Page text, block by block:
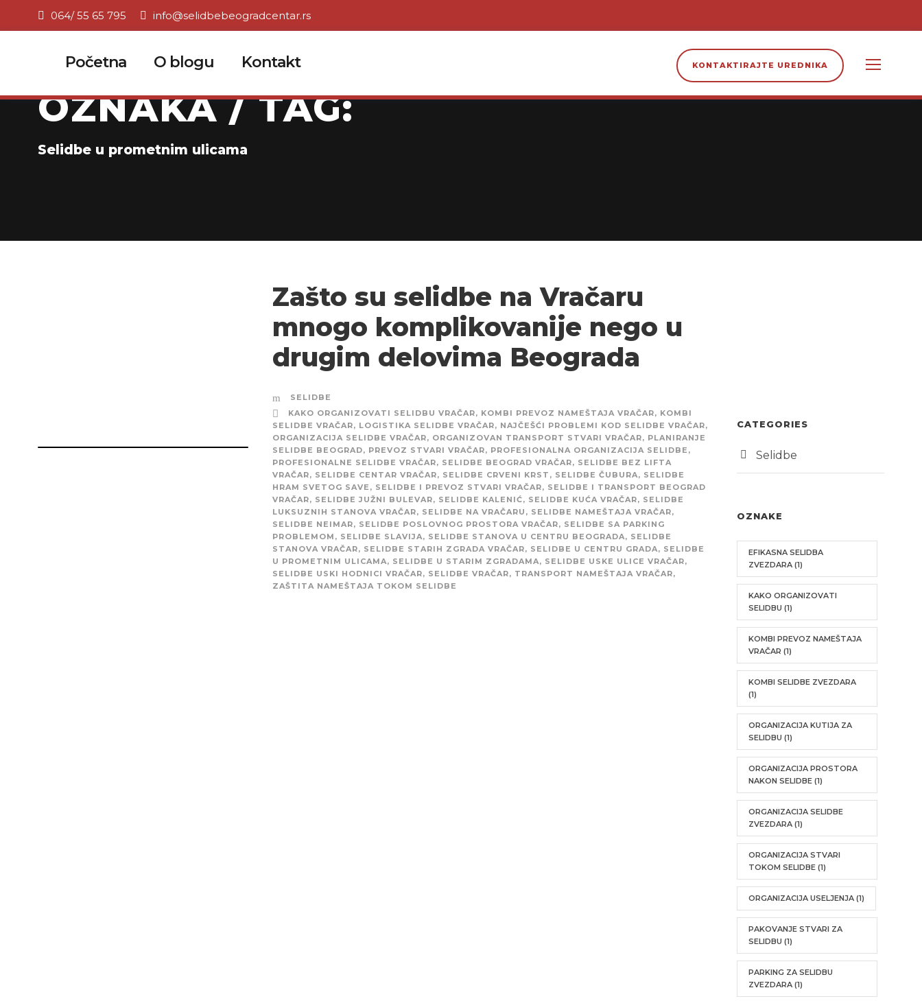
064/ 55 65 795 info@selidbebeogradcentar.rs
Početna O blogu Kontakt KONTAKTIRAJTE UREDNIKA
OZNAKA / TAG:
Selidbe u prometnim ulicama
Zašto su selidbe na Vračaru
mnogo komplikovanije nego u
drugim delovima Beograda
SELIDBE
KAKO ORGANIZOVATI SELIDBU VRAČAR, KOMBI PREVOZ NAMEŠTAJA VRAČAR, KOMBI
SELIDBE VRAČAR, LOGISTIKA SELIDBE VRAČAR, NAJČEŠĆI PROBLEMI KOD SELIDBE VRAČAR,
ORGANIZACIJA SELIDBE VRAČAR, ORGANIZOVAN TRANSPORT STVARI VRAČAR, PLANIRANJE
SELIDBE BEOGRAD, PREVOZ STVARI VRAČAR, PROFESIONALNA ORGANIZACIJA SELIDBE ,
PROFESIONALNE SELIDBE VRAČAR, SELIDBE BEOGRAD VRAČAR, SELIDBE BEZ LIFTA
VRAČAR, SELIDBE CENTAR VRAČAR, SELIDBE CRVENI KRST , SELIDBE ČUBURA, SELIDBE
HRAM SVETOG SAVE , SELIDBE I PREVOZ STVARI VRAČAR, SELIDBE I TRANSPORT BEOGRAD
VRAČAR, SELIDBE JUŽNI BULEVAR, SELIDBE KALENIĆ, SELIDBE KUĆA VRAČAR, SELIDBE
LUKSUZNIH STANOVA VRAČAR, SELIDBE NA VRAČARU , SELIDBE NAMEŠTAJA VRAČAR,
SELIDBE NEIMAR, SELIDBE POSLOVNOG PROSTORA VRAČAR, SELIDBE SA PARKING
PROBLEMOM , SELIDBE SLAVIJA, SELIDBE STANOVA U CENTRU BEOGRADA, SELIDBE
STANOVA VRAČAR, SELIDBE STARIH ZGRADA VRAČAR, SELIDBE U CENTRU GRADA, SELIDBE
U PROMETNIM ULICAMA, SELIDBE U STARIM ZGRADAMA, SELIDBE USKE ULICE VRAČAR,
SELIDBE USKI HODNICI VRAČAR, SELIDBE VRAČAR, TRANSPORT NAMEŠTAJA VRAČAR,
ZAŠTITA NAMEŠTAJA TOKOM SELIDBE
CATEGORIES
Selidbe
OZNAKE
EFIKASNA SELIDBA
ZVEZDARA (1)
KAKO ORGANIZOVATI
SELIDBU (1)
KOMBI PREVOZ NAMEŠTAJA
VRAČAR (1)
KOMBI SELIDBE ZVEZDARA
(1)
ORGANIZACIJA KUTIJA ZA
SELIDBU (1)
ORGANIZACIJA PROSTORA
NAKON SELIDBE (1)
ORGANIZACIJA SELIDBE
ZVEZDARA (1)
ORGANIZACIJA STVARI
TOKOM SELIDBE (1)
ORGANIZACIJA USELJENJA (1)
PAKOVANJE STVARI ZA
SELIDBU (1)
PARKING ZA SELIDBU
ZVEZDARA (1)